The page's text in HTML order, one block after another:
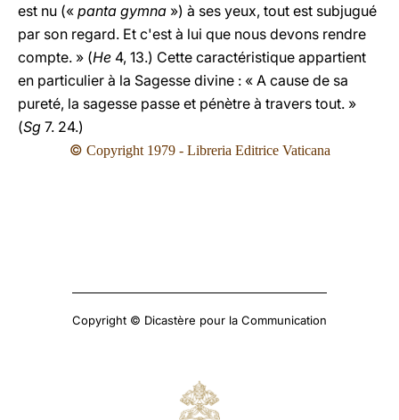
est nu (« panta gymna ») à ses yeux, tout est subjugué
par son regard. Et c'est à lui que nous devons rendre
compte. » (He 4, 13.) Cette caractéristique appartient
en particulier à la Sagesse divine : « A cause de sa
pureté, la sagesse passe et pénètre à travers tout. »
(Sg 7. 24.)
© Copyright 1979 - Libreria Editrice Vaticana
Copyright © Dicastère pour la Communication